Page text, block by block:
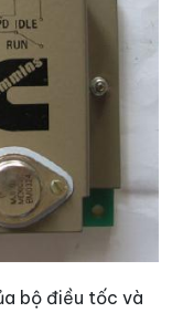
bộ điều tốc và